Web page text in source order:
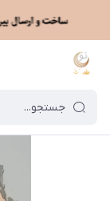
ماه نو / فهرست